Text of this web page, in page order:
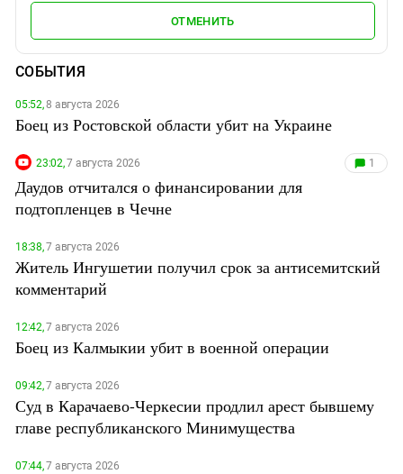
ОТМЕНИТЬ
СОБЫТИЯ
05:52,8 августа 2026
Боец из Ростовской области убит на Украине
23:02,7 августа 2026 1
Даудов отчитался о финансировании для
подтопленцев в Чечне
18:38,7 августа 2026
Житель Ингушетии получил срок за антисемитский
комментарий
12:42,7 августа 2026
Боец из Калмыкии убит в военной операции
09:42,7 августа 2026
Суд в Карачаево-Черкесии продлил арест бывшему
главе республиканского Минимущества
07:44,7 августа 2026